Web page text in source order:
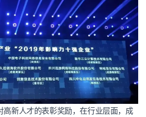
高新人才的表彰奖励，在行业层面，成